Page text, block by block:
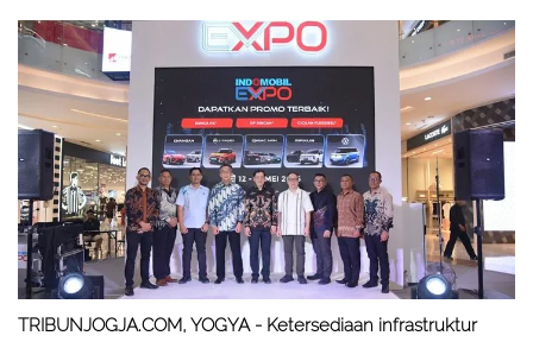
TRIBUNJOGJA.COM, YOGYA - Ketersediaan infrastruktur